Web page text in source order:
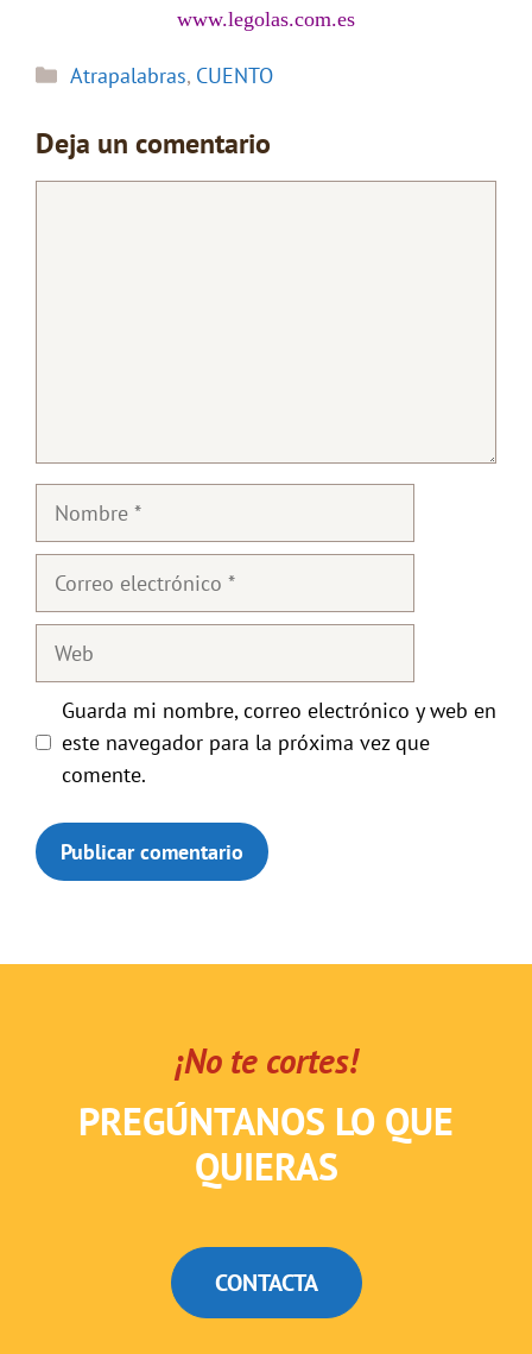
www.legolas.com.es
Categorías
Atrapalabras, CUENTO
Deja un comentario
Guarda mi nombre, correo electrónico y web en
este navegador para la próxima vez que
comente.
¡No te cortes!
PREGÚNTANOS LO QUE
QUIERAS
CONTACTA